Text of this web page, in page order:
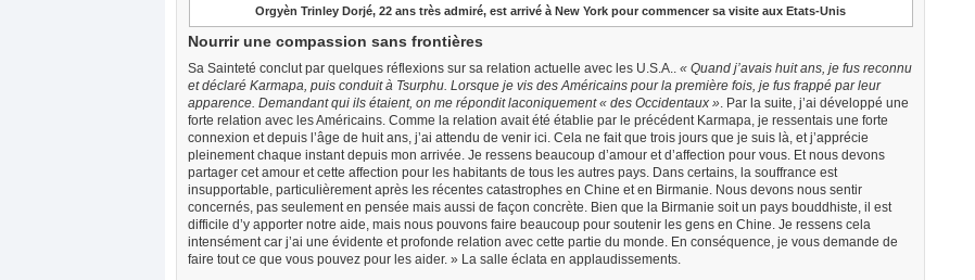
Orgyèn Trinley Dorjé, 22 ans très admiré, est arrivé à New York pour commencer sa visite aux Etats-Unis
Nourrir une compassion sans frontières
Sa Sainteté conclut par quelques réflexions sur sa relation actuelle avec les U.S.A.. « Quand j’avais huit ans, je fus reconnu
et déclaré Karmapa, puis conduit à Tsurphu. Lorsque je vis des Américains pour la première fois, je fus frappé par leur
apparence. Demandant qui ils étaient, on me répondit laconiquement « des Occidentaux » . Par la suite, j’ai développé une
forte relation avec les Américains. Comme la relation avait été établie par le précédent Karmapa, je ressentais une forte
connexion et depuis l’âge de huit ans, j’ai attendu de venir ici. Cela ne fait que trois jours que je suis là, et j’apprécie
pleinement chaque instant depuis mon arrivée. Je ressens beaucoup d’amour et d’affection pour vous. Et nous devons
partager cet amour et cette affection pour les habitants de tous les autres pays. Dans certains, la souffrance est
insupportable, particulièrement après les récentes catastrophes en Chine et en Birmanie. Nous devons nous sentir
concernés, pas seulement en pensée mais aussi de façon concrète. Bien que la Birmanie soit un pays bouddhiste, il est
difficile d’y apporter notre aide, mais nous pouvons faire beaucoup pour soutenir les gens en Chine. Je ressens cela
intensément car j’ai une évidente et profonde relation avec cette partie du monde. En conséquence, je vous demande de
faire tout ce que vous pouvez pour les aider. » La salle éclata en applaudissements.